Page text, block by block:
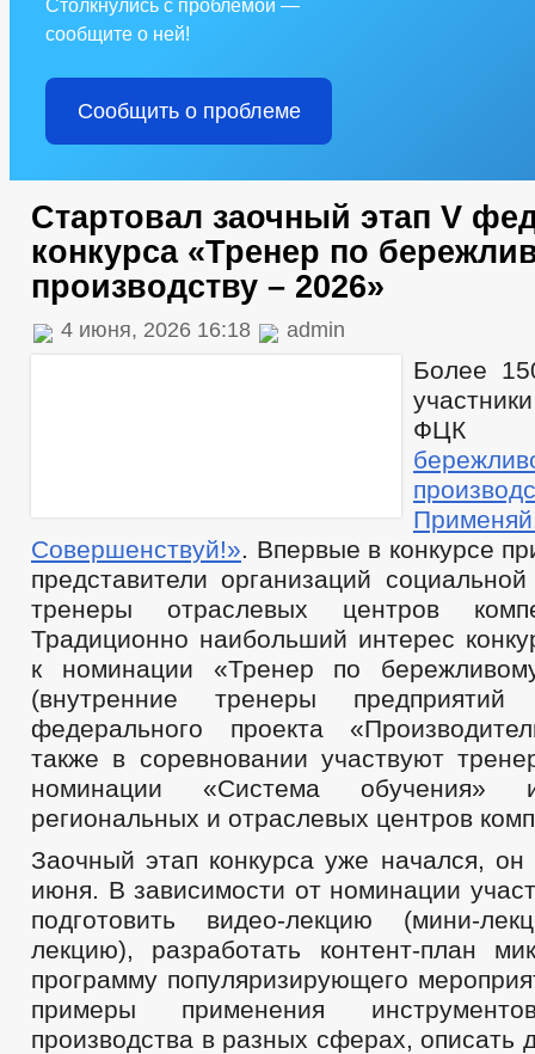
Столкнулись с проблемой —
сообщите о ней!
Сообщить о проблеме
Стартовал заочный этап V
конкурса «Тренер по
производству – 2026»
4 июня, 2026 16:18 admin
Более
Совершенствуй!». Впервые в конкурсе
представители организаций
тренеры отраслевых центров
Традиционно наибольший интерес
к номинации «Тренер по
(внутренние тренеры
федерального проекта
также в соревновании участвуют
номинации «Система обучения»
региональных и отраслевых центров
Заочный этап конкурса уже начался,
июня. В зависимости от номинации
подготовить видео-лекцию (мини-
лекцию), разработать контент-план
программу популяризирующего
примеры применения
производства в разных сферах, описать